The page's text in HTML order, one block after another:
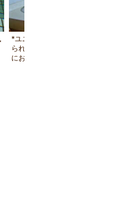
*ユニットバスルーム/洗い場は広めにと
られています。24時間お好きな時に気軽
にお入り下さい。